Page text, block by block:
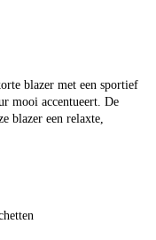
blazer met een sportief
mooi accentueert. De
blazer een relaxte,